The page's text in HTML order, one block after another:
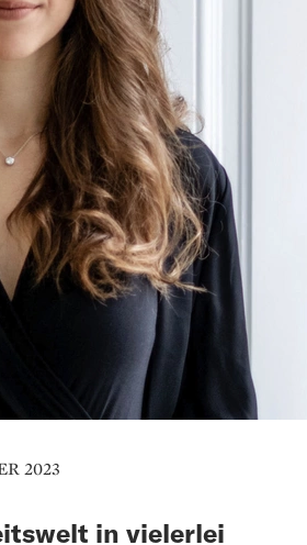
2023
in vielerlei